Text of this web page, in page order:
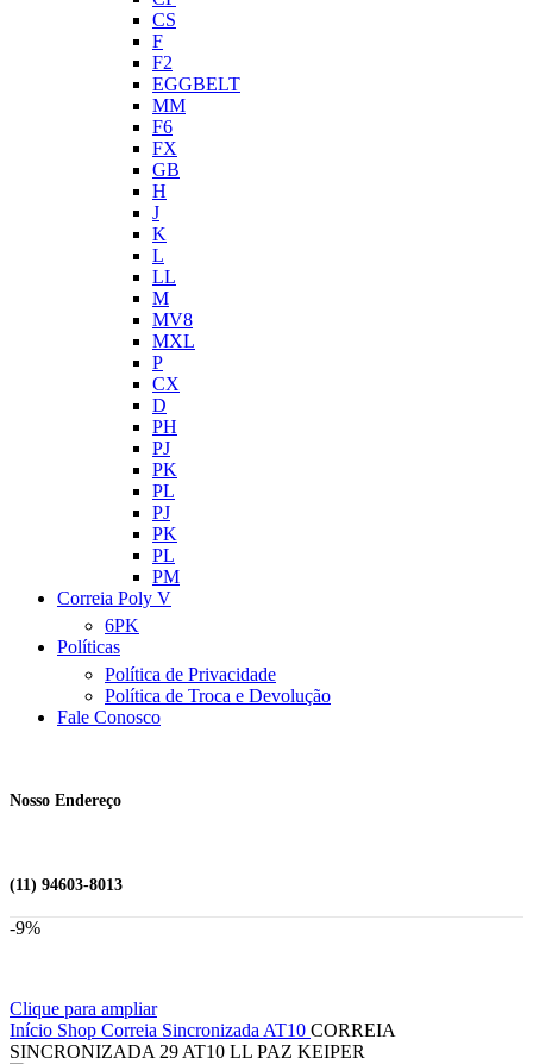
CS
F
F2
EGGBELT
MM
F6
FX
GB
H
J
K
L
LL
M
MV8
MXL
P
CX
D
PH
PJ
PK
PL
PJ
PK
PL
PM
Correia Poly V
6PK
Políticas
Política de Privacidade
Política de Troca e Devolução
Fale Conosco
Nosso Endereço
(11) 94603-8013
-9%
Clique para ampliar
Início Shop Correia SincronizadaAT10 CORREIA
SINCRONIZADA 29 AT10 LL PAZ KEIPER